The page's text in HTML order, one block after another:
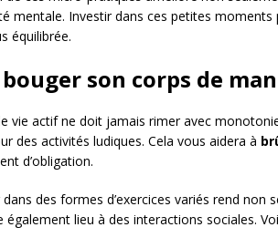
mentale. Investir dans ces petites
équilibrée.
son corps de
vie actif ne doit jamais rimer avec
des activités ludiques. Cela vous aidera à
d’obligation.
dans des formes d’exercices variés rend
également lieu à des interactions sociales.